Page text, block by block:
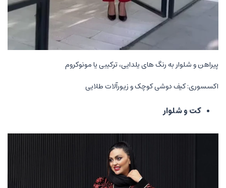
پیراهن و شلوار به رنگ های یلدایی، ترکیبی یا مونوکروم
اکسسوری: کیف دوشی کوچک و زیورآلات طلایی
کت و شلوار